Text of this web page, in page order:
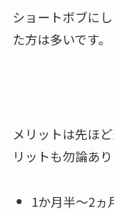
ショートボブに
た方は多いです。
メリットは先ほ
リットも勿論あり
1か月半～2ヵ